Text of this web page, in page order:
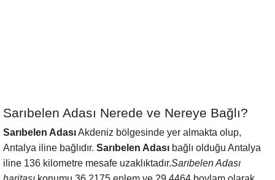
Sarıbelen Adası Nerede ve Nereye Bağlı?
Sarıbelen AdasıAkdeniz bölgesinde yer almakta olup,
Antalya iline bağlıdır. Sarıbelen Adası bağlı olduğu Antalya
iline 136 kilometre mesafe uzaklıktadır.Sarıbelen Adası